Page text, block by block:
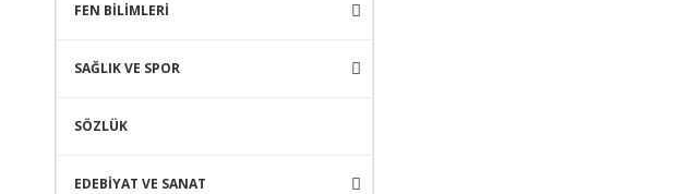
FEN BİLİMLERİ
SAĞLIK VE SPOR
SÖZLÜK
EDEBİYAT VE SANAT